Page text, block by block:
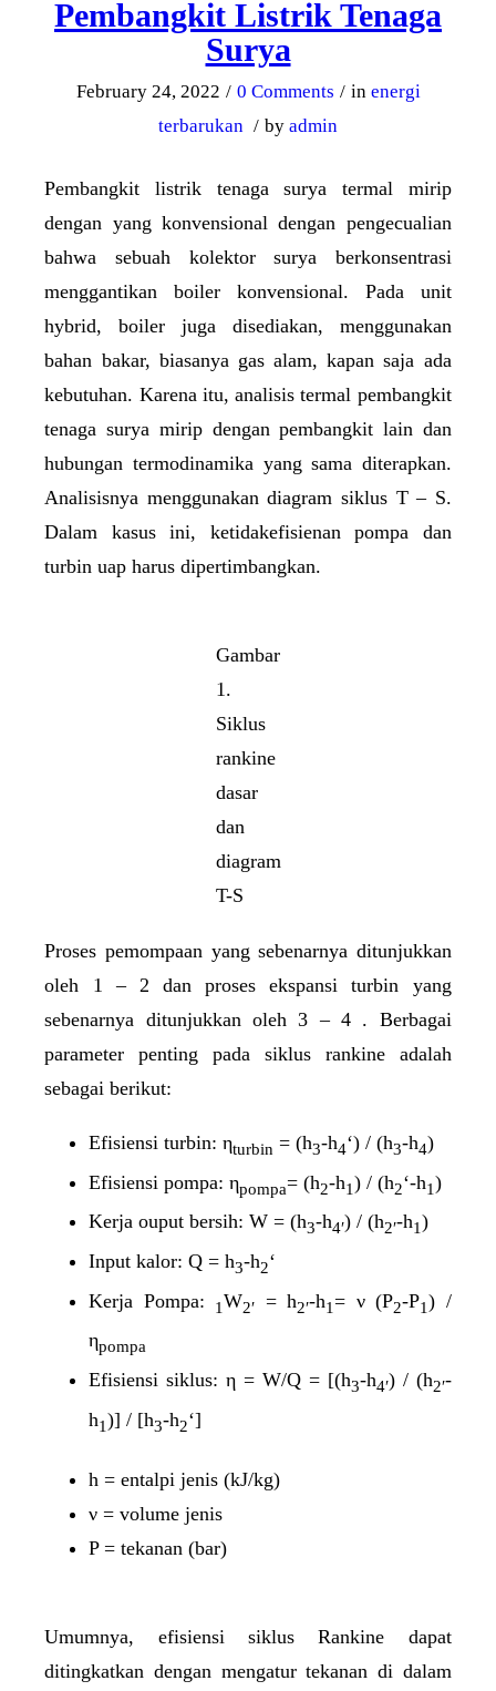
Pembangkit Listrik Tenaga
Surya
February 24, 2022 / 0 Comments / in energi
terbarukan / by admin
Pembangkit listrik tenaga surya termal mirip
dengan yang konvensional dengan pengecualian
bahwa sebuah kolektor surya berkonsentrasi
menggantikan boiler konvensional. Pada unit
hybrid, boiler juga disediakan, menggunakan
bahan bakar, biasanya gas alam, kapan saja ada
kebutuhan. Karena itu, analisis termal pembangkit
tenaga surya mirip dengan pembangkit lain dan
hubungan termodinamika yang sama diterapkan.
Analisisnya menggunakan diagram siklus T – S.
Dalam kasus ini, ketidakefisienan pompa dan
turbin uap harus dipertimbangkan.
Gambar
1.
Siklus
rankine
dasar
dan
diagram
T-S
Proses pemompaan yang sebenarnya ditunjukkan
oleh 1 – 2 dan proses ekspansi turbin yang
sebenarnya ditunjukkan oleh 3 – 4 . Berbagai
parameter penting pada siklus rankine adalah
sebagai berikut:
Efisiensi turbin: ηturbin = (h3-h4‘) / (h3-h4)
Efisiensi pompa: ηpompa= (h2-h1) / (h2‘-h1)
Kerja ouput bersih: W = (h3-h4′) / (h2′-h1)
Input kalor: Q = h3-h2‘
Kerja Pompa:
1W2′ = h2′-h1= ν (P2-P1) /
ηpompa
Efisiensi siklus: η = W/Q = [(h3-h4′) / (h2′-
h1)] / [h3-h2‘]
h = entalpi jenis (kJ/kg)
ν = volume jenis
P = tekanan (bar)
Umumnya, efisiensi siklus Rankine dapat
ditingkatkan dengan mengatur tekanan di dalam